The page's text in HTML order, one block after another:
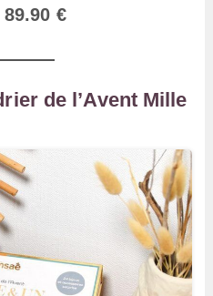
€
de l’Avent Mille